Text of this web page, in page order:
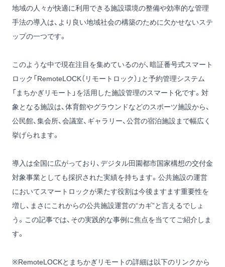
地域の人々が快適に利用できる施設環境の整備や効率的な管理
手法の導入は、より良い地域社会の構築のために欠かせないステ
ップの一つです。
このような中で現在注目を集めているのが、暗証番号式スマート
ロック「RemoteLOCK（リモートロック）」と予約管理システム
「まちかぎリモート」を活用した施設管理のスマート化です。対
象となる施設は、体育館やグラウンドなどのスポーツ施設から、
公民館、集会所、会議室、ギャラリー、公営の宿泊施設まで幅広く
挙げられます。
導入は全国に広がっており、デジタル田園都市国家構想の交付金
対象事業としても採択された実績を持ちます。公共施設の運営
においてスマートロックが果たす役割は今後ますます重要性を
増し、まさにこれからの公共施設運営の“カギ”と言えるでしょ
う。この記事では、その実践的な事例に焦点を当ててご紹介しま
す。
※RemoteLOCKとまちかぎリモートの詳細は以下のリンクから